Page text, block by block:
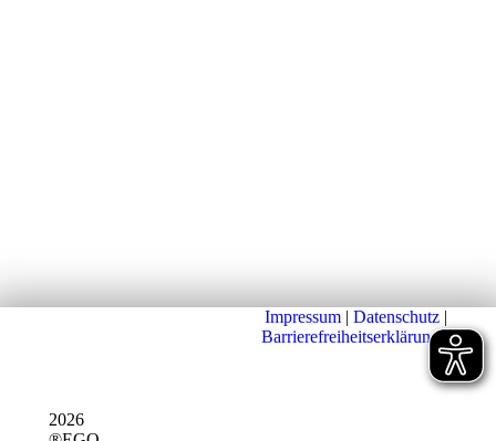
2026
Impressum | Datenschutz |
Barrierefreiheitserklärung|